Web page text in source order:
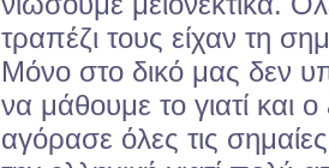
τραπέζι τους είχαν τη
Μόνο στο δικό μας δεν
να μάθουμε το γιατί και
αγόρασε όλες τις